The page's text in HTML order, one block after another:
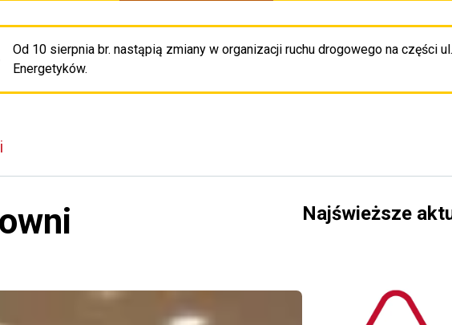
Od 10 sierpnia br. nastąpią zmiany w organizacji ruchu drogowego na części ul.
Energetyków.
Przejdź do
Najświeższe